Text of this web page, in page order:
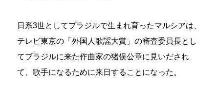
日系3世としてブラジルで生まれ育ったマルシアは、
テレビ東京の「外国人歌謡大賞」の審査委員長とし
てブラジルに来た作曲家の猪俣公章に見いだされ
て、歌手になるために来日することになった。